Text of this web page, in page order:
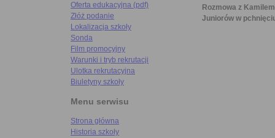
Oferta edukacyjna (pdf)
Złóż podanie
Lokalizacja szkoły
Sonda
Film promocyjny
Warunki i tryb rekrutacji
Ulotka rekrutacyjna
Biuletyny szkoły
Menu serwisu
Strona główna
Historia szkoły
Rozmowa z
Juniorów w